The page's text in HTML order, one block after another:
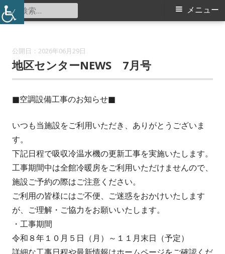
コ
ン
北山田地区センター
メ
メニュー
検
索:
2026年06月29日
地区センターNEWS 7月号
■空調設備工事のお知らせ■
いつも当施設をご利用いただき、ありがとうございま
す。
下記日程で吸収冷温水機の更新工事を実施いたします。
工事期間中は全館冷暖房をご利用いただけませんので、
施設ご予約の際はご注意ください。
ご利用の皆様にはご不便、ご迷惑をおかけいたします
が、ご理解・ご協力をお願いいたします。
・工事期間
令和８年１０月５日（月）～１１月末日（予定）